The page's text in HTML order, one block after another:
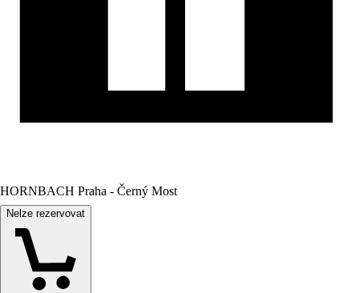
HORNBACH Praha - Černý Most
Nelze rezervovat